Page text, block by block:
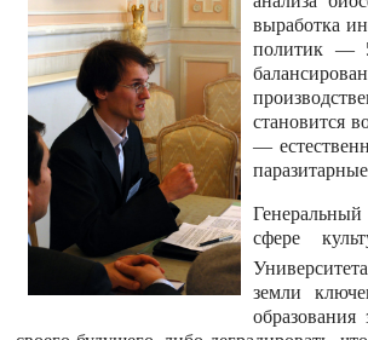
выработка
политик —
становится
—
Генеральный
сфере
земли